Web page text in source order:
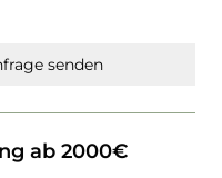
senden
ab 2000€